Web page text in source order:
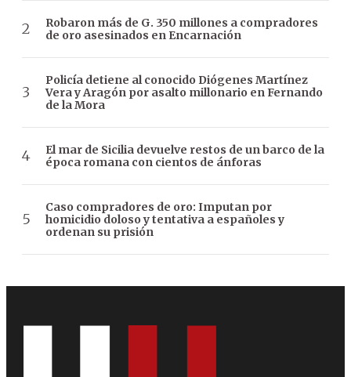
Robaron más de G. 350 millones a compradores
de oro asesinados en Encarnación
Policía detiene al conocido Diógenes Martínez
Vera y Aragón por asalto millonario en Fernando
de la Mora
El mar de Sicilia devuelve restos de un barco de la
época romana con cientos de ánforas
Caso compradores de oro: Imputan por
homicidio doloso y tentativa a españoles y
ordenan su prisión